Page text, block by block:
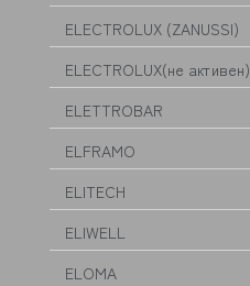
ELECTROLUX (ZANUSSI)
ELECTROLUX(не активен)
ELETTROBAR
ELFRAMO
ELITECH
ELIWELL
ELOMA